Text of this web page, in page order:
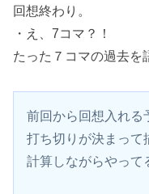
回想終わり。
・え、7コマ？！
たった７コマの過去を
前回から回想入れる
打ち切りが決まって
計算しながらやって